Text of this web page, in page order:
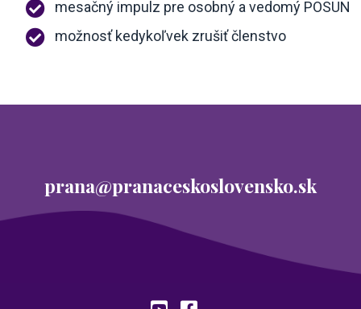
mesačný impulz pre osobný a vedomý POSUN
možnosť kedykoľvek zrušiť členstvo
prana@pranaceskoslovensko.sk